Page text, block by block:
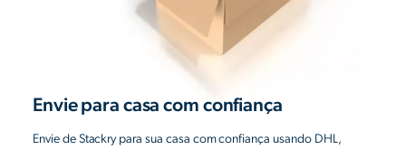
Envie para casa com confiança
Envie de Stackry para sua casa com confiança usando DHL,